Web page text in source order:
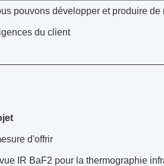
pouvons développer et produire
du client
d'offrir
IR BaF2 pour la thermographie